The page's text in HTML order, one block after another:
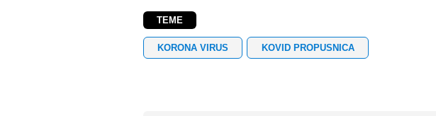
TEME
KORONA VIRUS KOVID PROPUSNICA